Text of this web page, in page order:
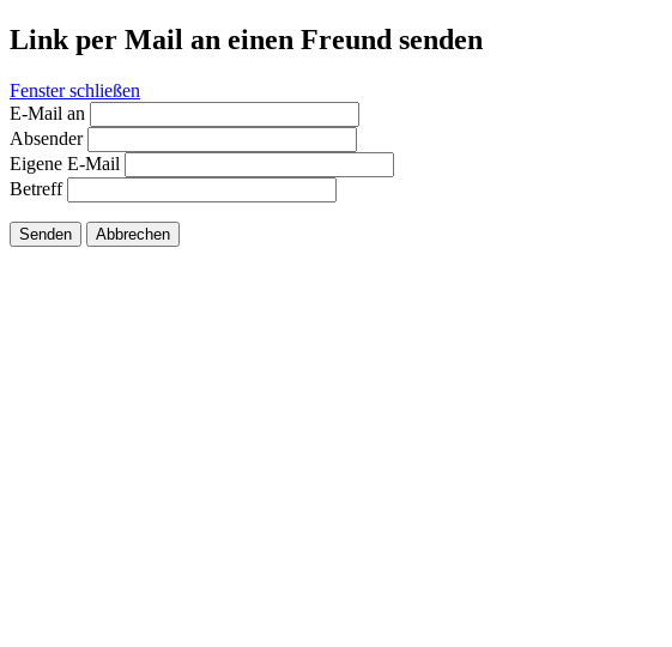
Link per Mail an einen Freund senden
Fenster schließen
E-Mail an
Absender
Eigene E-Mail
Betreff
Senden Abbrechen